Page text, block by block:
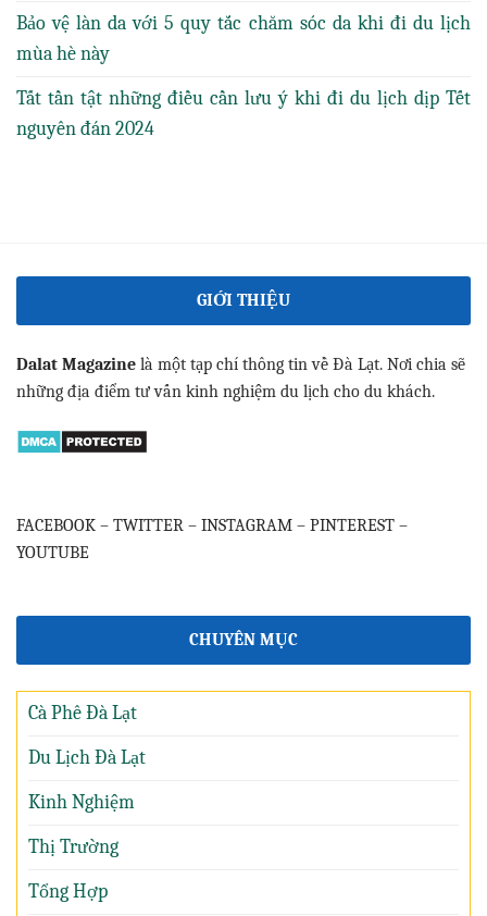
Bảo vệ làn da với 5 quy tắc chăm sóc da khi đi du lịch
mùa hè này
Tất tần tật những điều cần lưu ý khi đi du lịch dịp Tết
nguyên đán 2024
GIỚI THIỆU
Dalat Magazine là một tạp chí thông tin về Đà Lạt. Nơi chia sẽ
những địa điểm tư vấn kinh nghiệm du lịch cho du khách.
FACEBOOK – TWITTER – INSTAGRAM – PINTEREST –
YOUTUBE
CHUYÊN MỤC
Cà Phê Đà Lạt
Du Lịch Đà Lạt
Kinh Nghiệm
Thị Trường
Tổng Hợp